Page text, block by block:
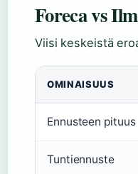
Foreca vs
Viisi keskeistä
OMINAISUUS
Ennusteen pituus
Tuntiennuste